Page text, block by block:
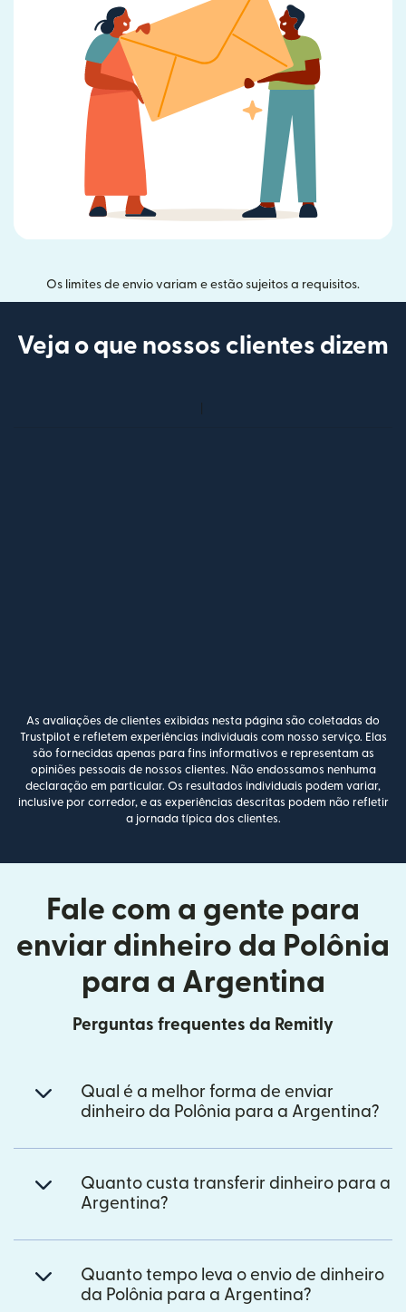
Os limites de envio variam e estão sujeitos a requisitos.
Veja o que nossos clientes dizem
As avaliações de clientes exibidas nesta página são coletadas do
Trustpilot e refletem experiências individuais com nosso serviço. Elas
são fornecidas apenas para fins informativos e representam as
opiniões pessoais de nossos clientes. Não endossamos nenhuma
declaração em particular. Os resultados individuais podem variar,
inclusive por corredor, e as experiências descritas podem não refletir
a jornada típica dos clientes.
Fale com a gente para
enviar dinheiro da Polônia
para a Argentina
Perguntas frequentes da Remitly
Qual é a melhor forma de enviar
dinheiro da Polônia para a Argentina?
Quanto custa transferir dinheiro para a
Argentina?
Quanto tempo leva o envio de dinheiro
da Polônia para a Argentina?